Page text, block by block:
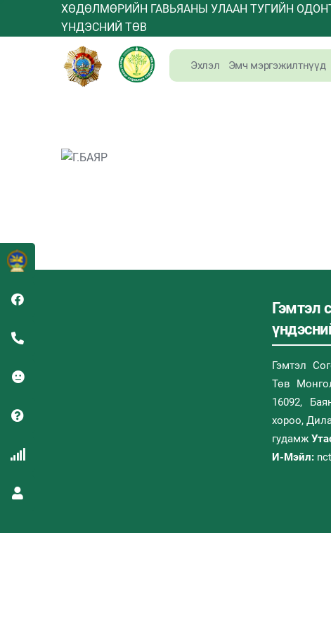
ХӨДӨЛМӨРИЙН ГАВЬЯАНЫ УЛААН ТУГИЙН
ҮНДЭСНИЙ ТӨВ
Эхлэл Эмч мэргэжилтнүүд
Гэмтэл
Гэмтэл
Төв
16092,
хороо,
гудамж
И-Мэйл: